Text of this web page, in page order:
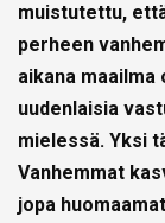
muistutettu,
perheen
aikana maailma
uudenlaisia
mielessä. Yksi
Vanhemmat
jopa